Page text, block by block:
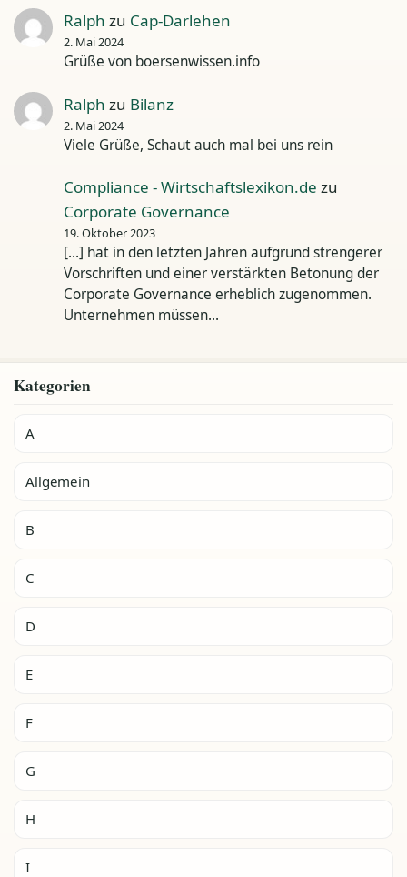
Ralph zu Cap-Darlehen
2. Mai 2024
Grüße von boersenwissen.info
Ralph zu Bilanz
2. Mai 2024
Viele Grüße, Schaut auch mal bei uns rein
Compliance - Wirtschaftslexikon.de zu
Corporate Governance
19. Oktober 2023
[…] hat in den letzten Jahren aufgrund strengerer
Vorschriften und einer verstärkten Betonung der
Corporate Governance erheblich zugenommen.
Unternehmen müssen…
Kategorien
A
Allgemein
B
C
D
E
F
G
H
I